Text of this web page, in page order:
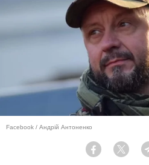
Facebook / Андрій Антоненко
Facebook Twitter